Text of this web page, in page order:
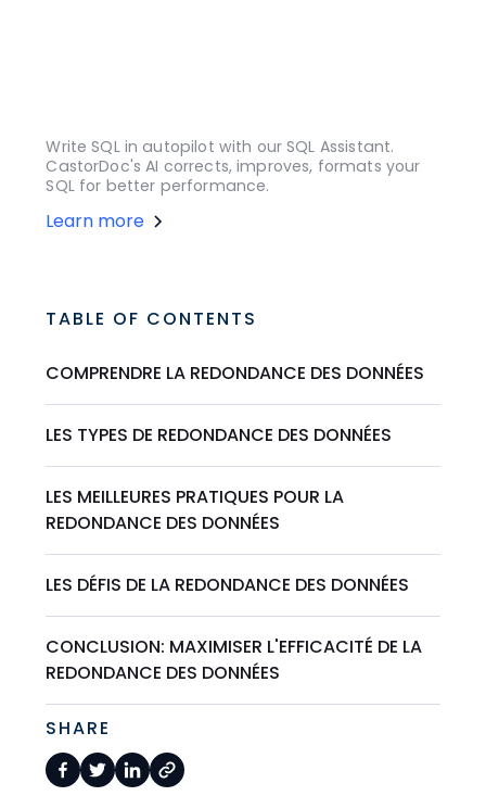
Write SQL in autopilot with our SQL Assistant.
CastorDoc's AI corrects, improves, formats your
SQL for better performance.
Learn more
TABLE OF CONTENTS
COMPRENDRE LA REDONDANCE DES DONNÉES
LES TYPES DE REDONDANCE DES DONNÉES
LES MEILLEURES PRATIQUES POUR LA
REDONDANCE DES DONNÉES
LES DÉFIS DE LA REDONDANCE DES DONNÉES
CONCLUSION: MAXIMISER L'EFFICACITÉ DE LA
REDONDANCE DES DONNÉES
SHARE